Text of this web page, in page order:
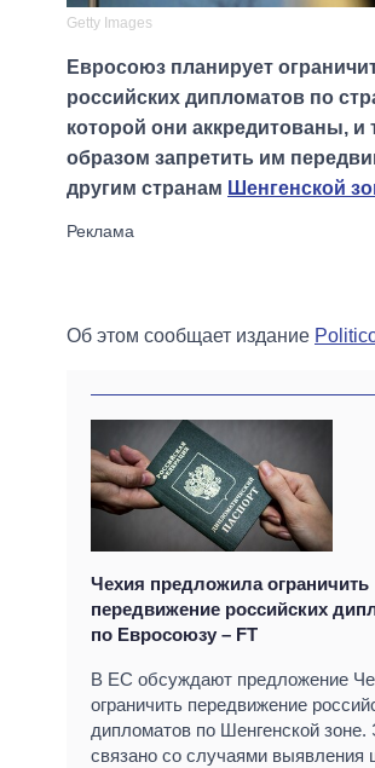
Getty Images
Евросоюз планирует
российских дипломатов по
которой они аккредитованы, и
образом запретить им
другим странам Шенгенской
Об этом сообщает издание
Чехия предложила ограничить
передвижение российских
по Евросоюзу – FT
В ЕС обсуждают предложение
ограничить передвижение
дипломатов по Шенгенской зоне.
связано со случаями выявления